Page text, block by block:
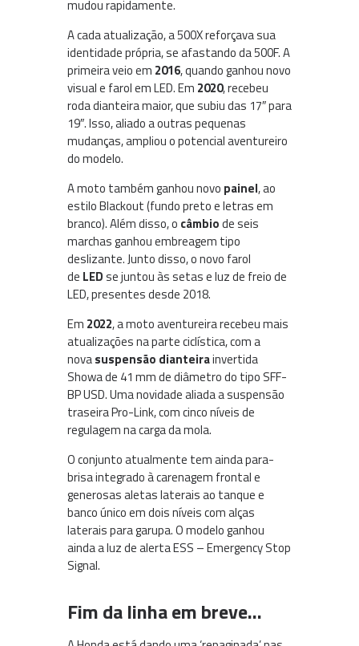
mudou rapidamente.
A cada atualização, a 500X reforçava sua
identidade própria, se afastando da 500F. A
primeira veio em 2016, quando ganhou novo
visual e farol em LED. Em 2020, recebeu
roda dianteira maior, que subiu das 17″ para
19″. Isso, aliado a outras pequenas
mudanças, ampliou o potencial aventureiro
do modelo.
A moto também ganhou novo painel, ao
estilo Blackout (fundo preto e letras em
branco). Além disso, o câmbiode seis
marchas ganhou embreagem tipo
deslizante. Junto disso, o novo farol
de LEDse juntou às setas e luz de freio de
LED, presentes desde 2018.
Em 2022, a moto aventureira recebeu mais
atualizações na parte ciclística, com a
novasuspensão dianteirainvertida
Showa de 41 mm de diâmetro do tipo SFF-
BP USD. Uma novidade aliada a suspensão
traseira Pro-Link, com cinco níveis de
regulagem na carga da mola.
O conjunto atualmente tem ainda para-
brisa integrado à carenagem frontal e
generosas aletas laterais ao tanque e
banco único em dois níveis com alças
laterais para garupa. O modelo ganhou
ainda a luz de alerta ESS – Emergency Stop
Signal.
Fim da linha em breve…